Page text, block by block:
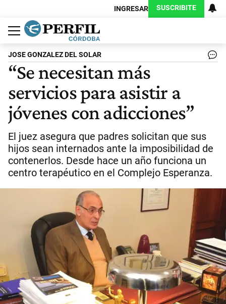
INGRESAR SUSCRIBITE
Política
Economía
Judiciales
Sociedad
Cultura
Espectáculos
Deportes
Protagonistas
JOSE GONZALEZ DEL SOLAR
“Se necesitan más
servicios para asistir a
jóvenes con adicciones”
El juez asegura que padres solicitan que sus
hijos sean internados ante la imposibilidad de
contenerlos. Desde hace un año funciona un
centro terapéutico en el Complejo Esperanza.